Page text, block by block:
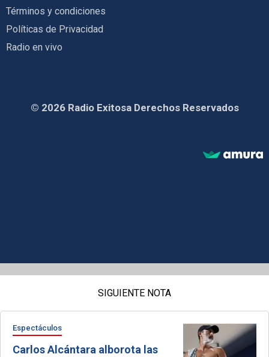
Términos y condiciones
Políticas de Privacidad
Radio en vivo
© 2026 Radio Exitosa Derechos Reservados
SIGUIENTE NOTA
Espectáculos
Carlos Alcántara alborota las